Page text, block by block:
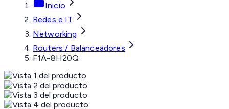
Inicio
Redes e IT
Networking
Routers / Balanceadores
F1A-8H20Q